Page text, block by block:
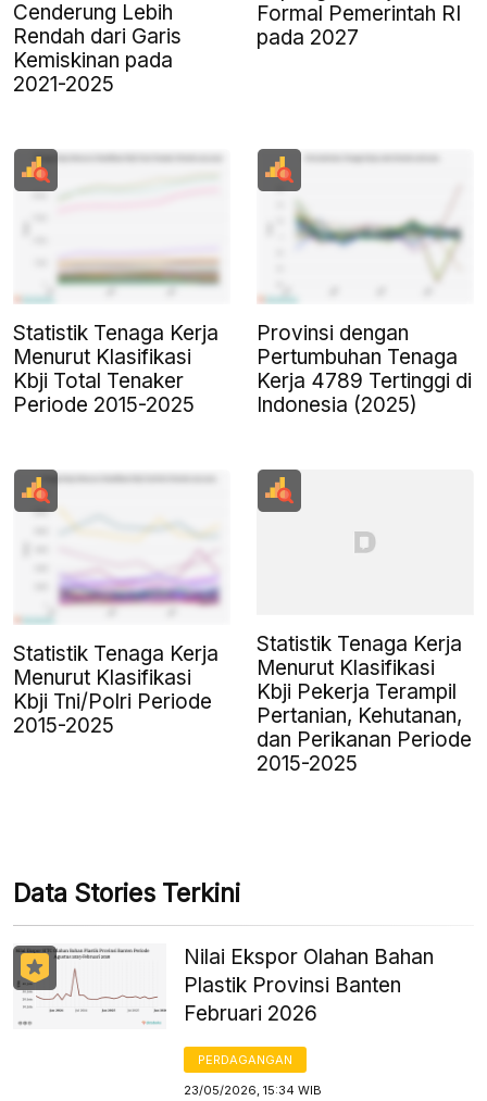
Cenderung Lebih
Rendah dari Garis
Kemiskinan pada
2021-2025
Formal Pemerintah RI
pada 2027
Statistik Tenaga Kerja
Menurut Klasifikasi
Kbji Total Tenaker
Periode 2015-2025
Provinsi dengan
Pertumbuhan Tenaga
Kerja 4789 Tertinggi di
Indonesia (2025)
Statistik Tenaga Kerja
Menurut Klasifikasi
Kbji Tni/Polri Periode
2015-2025
Statistik Tenaga Kerja
Menurut Klasifikasi
Kbji Pekerja Terampil
Pertanian, Kehutanan,
dan Perikanan Periode
2015-2025
Data Stories Terkini
Nilai Ekspor Olahan Bahan
Plastik Provinsi Banten
Februari 2026
PERDAGANGAN
23/05/2026, 15:34 WIB